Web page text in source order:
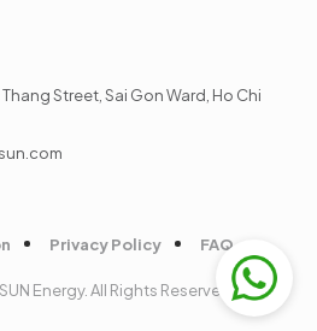
Thang Street, Sai Gon Ward, Ho Chi
Energy. All Rights Reserved.
Privacy Policy FAQ